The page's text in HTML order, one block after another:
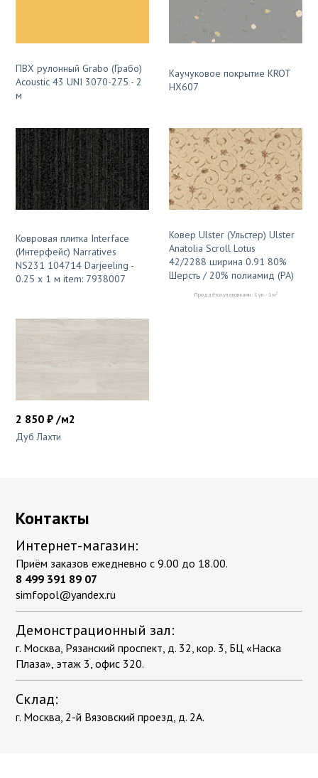
ПВХ рулонный Grabo (Грабо)
Acoustic 43 UNI 3070-275 - 2
м
Каучуковое покрытие KROT
HX607
Ковровая плитка Interface
(Интерфейс) Narratives
NS231 104714 Darjeeling -
0.25 x 1 м item: 7938007
Ковер Ulster (Ульстер) Ulster
Anatolia Scroll Lotus
42/2288 ширина 0.91 80%
Шерсть / 20% полиамид (PA)
Продаётся упаковками: 1 уп. - 1 м2
2 850 ₽ /м2
Дуб Лахти
Контакты
Интернет-магазин:
Приём заказов ежедневно с 9.00 до 18.00.
8 499 391 89 07
simfopol@yandex.ru
Демонстрационный зал:
г. Москва, Рязанский проспект, д. 32, кор. 3, БЦ «Наска
Плаза», этаж 3, офис 320.
Склад:
г. Москва, 2-й Вязовский проезд, д. 2А.